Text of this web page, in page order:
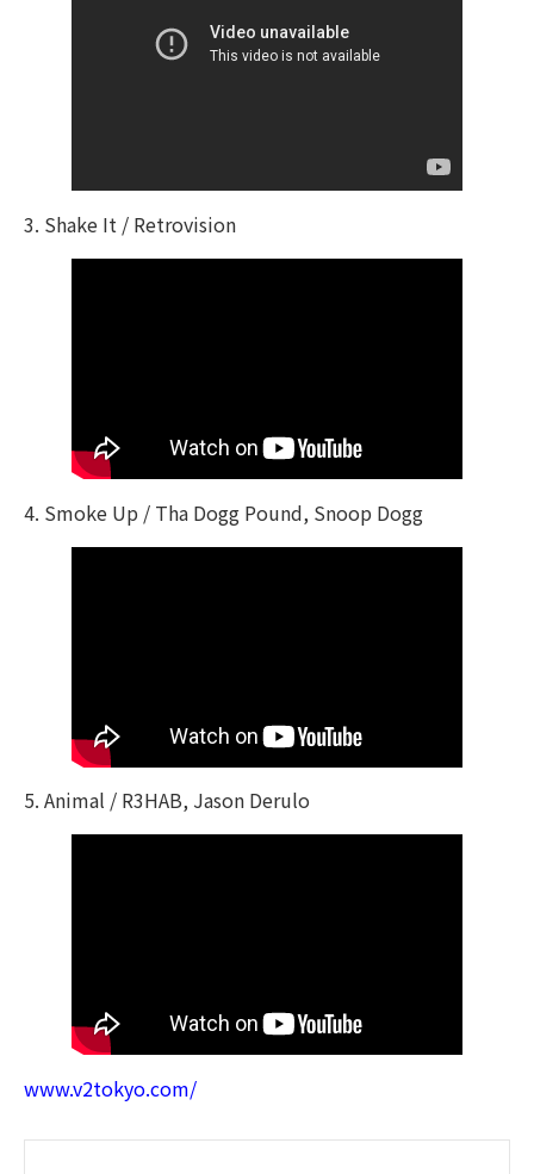
3. Shake It / Retrovision
4. Smoke Up / Tha Dogg Pound, Snoop Dogg
5. Animal / R3HAB, Jason Derulo
www.v2tokyo.com/